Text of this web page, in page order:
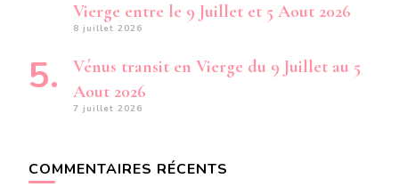
Vierge entre le 9 Juillet et 5 Aout 2026
8 juillet 2026
Vénus transit en Vierge du 9 Juillet au 5
Aout 2026
7 juillet 2026
COMMENTAIRES RÉCENTS